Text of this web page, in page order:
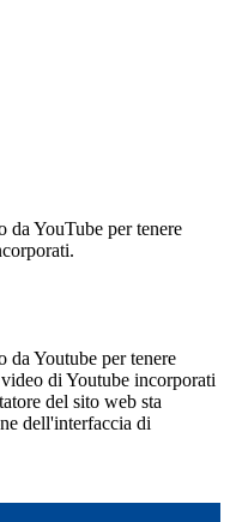
da YouTube per tenere
da Youtube per tenere
di Youtube incorporati
del sito web sta
dell'interfaccia di